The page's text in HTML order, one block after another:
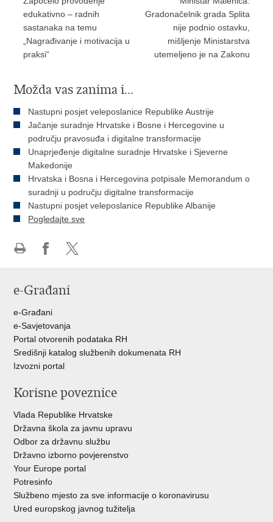
edukativno – radnih
sastanaka na temu
„Nagrađivanje i motivacija u
praksi“
Gradonačelnik grada Splita
nije podnio ostavku,
mišljenje Ministarstva
utemeljeno je na Zakonu
Možda vas zanima i...
Nastupni posjet veleposlanice Republike Austrije
Jačanje suradnje Hrvatske i Bosne i Hercegovine u
području pravosuđa i digitalne transformacije
Unaprjeđenje digitalne suradnje Hrvatske i Sjeverne
Makedonije
Hrvatska i Bosna i Hercegovina potpisale Memorandum o
suradnji u području digitalne transformacije
Nastupni posjet veleposlanice Republike Albanije
Pogledajte sve
FacebookuTwitteru
e-Građani
e-Građani
e-Savjetovanja
Portal otvorenih podataka RH
Središnji katalog službenih dokumenata RH
Izvozni portal
Korisne poveznice
Vlada Republike Hrvatske
Državna škola za javnu upravu
Odbor za državnu službu
Državno izborno povjerenstvo
Your Europe portal
Potresinfo
Službeno mjesto za sve informacije o koronavirusu
Ured europskog javnog tužitelja